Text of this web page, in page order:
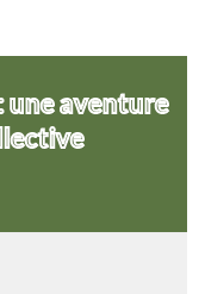
une aventure